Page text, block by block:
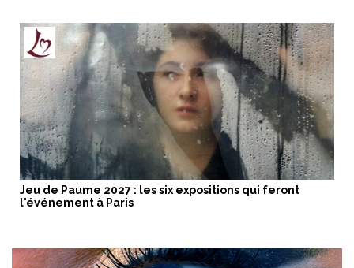
Jeu de Paume 2027 : les six expositions qui feront
l'événement à Paris